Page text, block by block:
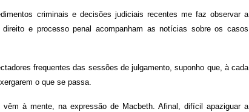
criminais e decisões judiciais recentes me faz observar a
e processo penal acompanham as notícias sobre os casos
frequentes das sessões de julgamento, suponho que, à cada
o que se passa.
vêm à mente, na expressão de Macbeth. Afinal, difícil apaziguar a